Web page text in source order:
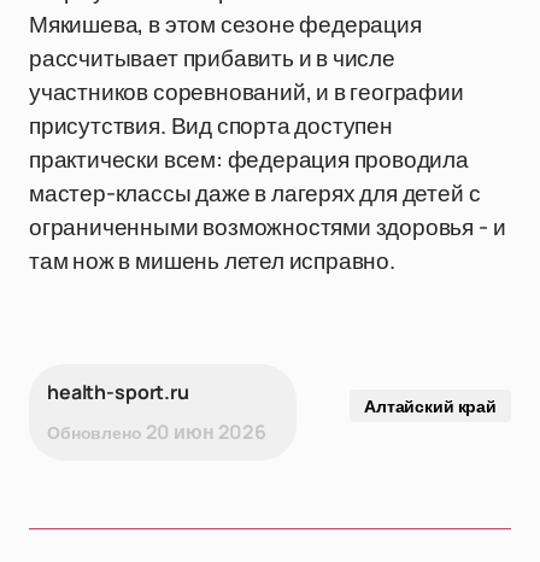
Мякишева, в этом сезоне федерация
рассчитывает прибавить и в числе
участников соревнований, и в географии
присутствия. Вид спорта доступен
практически всем: федерация проводила
мастер-классы даже в лагерях для детей с
ограниченными возможностями здоровья - и
там нож в мишень летел исправно.
health-sport.ru
Обновлено 20 июн 2026
Алтайский край